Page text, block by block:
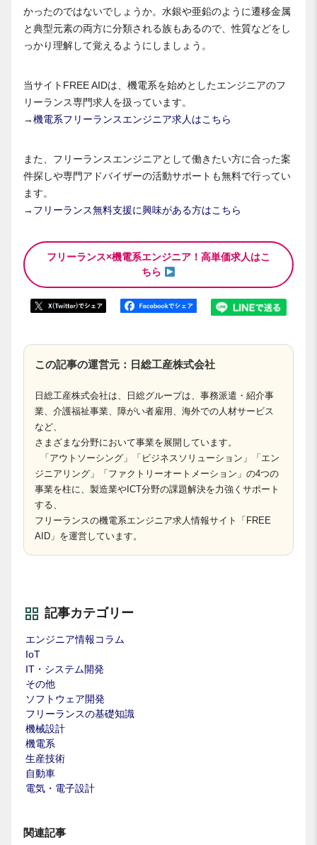
かったのではないでしょうか。水銀や亜鉛のように遷移金属
と典型元素の両方に分類される族もあるので、性質などをし
っかり理解して覚えるようにしましょう。
当サイトFREE AIDは、機電系を始めとしたエンジニアのフ
リーランス専門求人を扱っています。
→機電系フリーランスエンジニア求人はこちら
また、フリーランスエンジニアとして働きたい方に合った案
件探しや専門アドバイザーの活動サポートも無料で行ってい
ます。
→ フリーランス無料支援に興味がある方はこちら
フリーランス×機電系エンジニア！高単価求人はこ
ちら
この記事の運営元：日総工産株式会社
日総工産株式会社は、日総グループは、事務派遣・紹介事
業、介護福祉事業、障がい者雇用、海外での人材サービス
など、
さまざまな分野において事業を展開しています。
「アウトソーシング」「ビジネスソリューション」「エン
ジニアリング」「ファクトリーオートメーション」の4つの
事業を柱に、製造業やICT分野の課題解決を力強くサポート
する、
フリーランスの機電系エンジニア求人情報サイト「FREE
AID」を運営しています。
記事カテゴリー
エンジニア情報コラム
IoT
IT・システム開発
その他
ソフトウェア開発
フリーランスの基礎知識
機械設計
機電系
生産技術
自動車
電気・電子設計
関連記事